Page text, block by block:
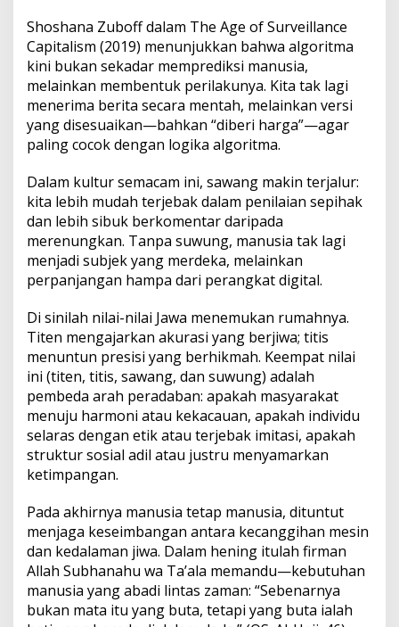
​Shoshana Zuboff dalam The Age of Surveillance
Capitalism (2019) menunjukkan bahwa algoritma
kini bukan sekadar memprediksi manusia,
melainkan membentuk perilakunya. Kita tak lagi
menerima berita secara mentah, melainkan versi
yang disesuaikan—bahkan “diberi harga”—agar
paling cocok dengan logika algoritma.
​Dalam kultur semacam ini, sawang makin terjalur:
kita lebih mudah terjebak dalam penilaian sepihak
dan lebih sibuk berkomentar daripada
merenungkan. Tanpa suwung, manusia tak lagi
menjadi subjek yang merdeka, melainkan
perpanjangan hampa dari perangkat digital.
​Di sinilah nilai-nilai Jawa menemukan rumahnya.
Titen mengajarkan akurasi yang berjiwa; titis
menuntun presisi yang berhikmah. Keempat nilai
ini (titen, titis, sawang, dan suwung) adalah
pembeda arah peradaban: apakah masyarakat
menuju harmoni atau kekacauan, apakah individu
selaras dengan etik atau terjebak imitasi, apakah
struktur sosial adil atau justru menyamarkan
ketimpangan.
​Pada akhirnya manusia tetap manusia, dituntut
menjaga keseimbangan antara kecanggihan mesin
dan kedalaman jiwa. Dalam hening itulah firman
Allah Subhanahu wa Ta’ala memandu—kebutuhan
manusia yang abadi lintas zaman: “Sebenarnya
bukan mata itu yang buta, tetapi yang buta ialah